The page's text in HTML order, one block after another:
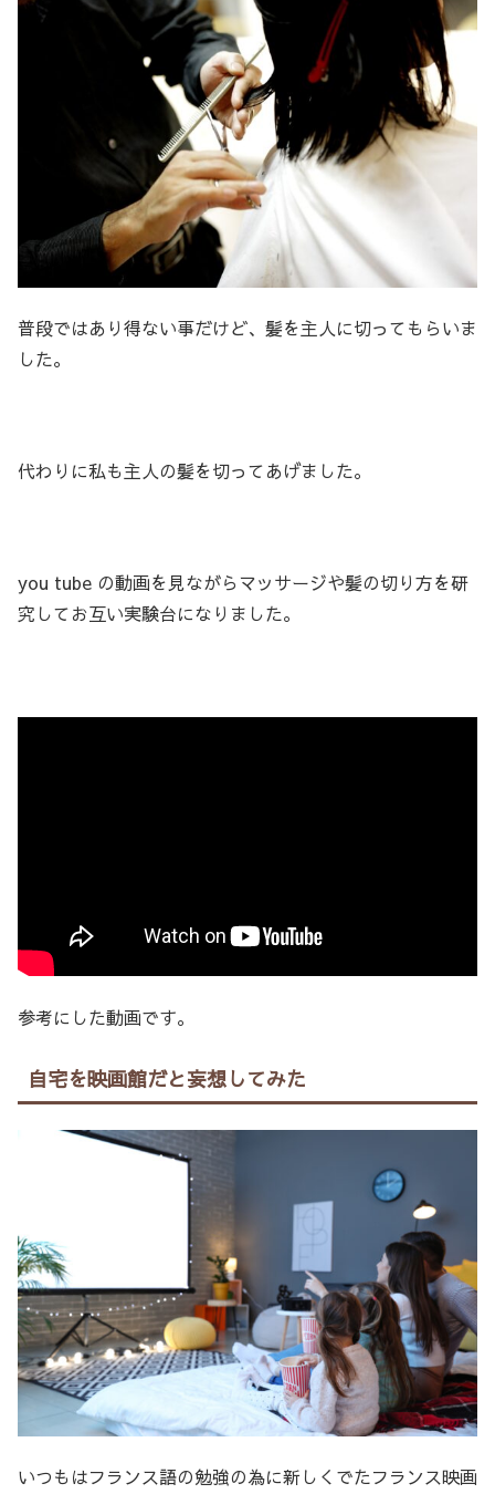
普段ではあり得ない事だけど、髪を主人に切ってもらいま
した。
代わりに私も主人の髪を切ってあげました。
you tube の動画を見ながらマッサージや髪の切り方を研
究してお互い実験台になりました。
参考にした動画です。
自宅を映画館だと妄想してみた
いつもはフランス語の勉強の為に新しくでたフランス映画